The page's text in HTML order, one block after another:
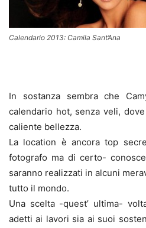
Calendario 2013: Camila Sant’Ana
In sostanza sembra che
calendario hot, senza veli,
caliente bellezza.
La location è ancora top
fotografo ma di certo-
saranno realizzati in alcuni
tutto il mondo.
Una scelta -quest’ ultima-
adetti ai lavori sia ai suoi